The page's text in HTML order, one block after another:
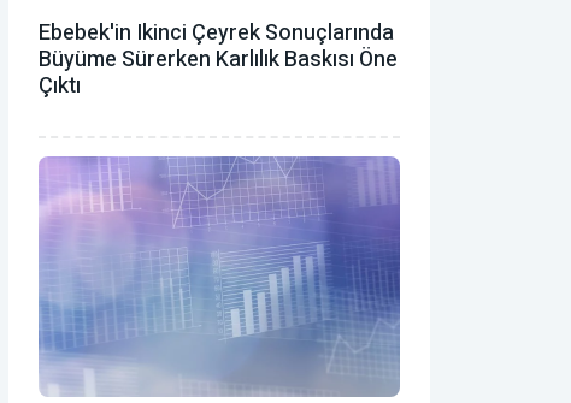
Ebebek'in Ikinci Çeyrek Sonuçlarında
Büyüme Sürerken Karlılık Baskısı Öne
Çıktı